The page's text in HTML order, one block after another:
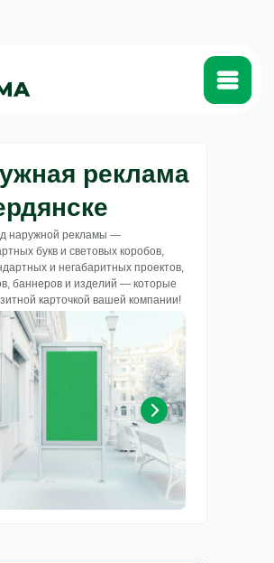
реклама
наружной рекламы —
букв и световых коробов,
и негабаритных проектов,
баннеров и изделий — которые
карточкой вашей компании!